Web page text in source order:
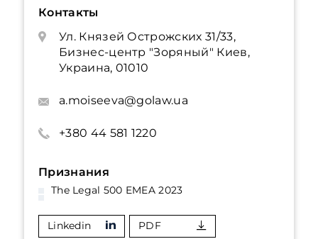
Контакты
Ул. Князей Острожских 31/33,
Бизнес-центр "Зоряный" Киев,
Украина, 01010
a.moiseeva@golaw.ua
+380 44 581 1220
Признания
The Legal 500 EMEA 2023
Linkedin PDF